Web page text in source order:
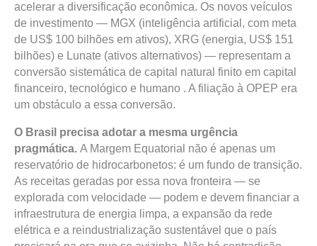
acelerar a diversificação econômica. Os novos veículos
de investimento — MGX (inteligência artificial, com meta
de US$ 100 bilhões em ativos), XRG (energia, US$ 151
bilhões) e Lunate (ativos alternativos) — representam a
conversão sistemática de capital natural finito em capital
financeiro, tecnológico e humano . A filiação à OPEP era
um obstáculo a essa conversão.
O Brasil precisa adotar a mesma urgência
pragmática. A Margem Equatorial não é apenas um
reservatório de hidrocarbonetos: é um fundo de transição.
As receitas geradas por essa nova fronteira — se
explorada com velocidade — podem e devem financiar a
infraestrutura de energia limpa, a expansão da rede
elétrica e a reindustrialização sustentável que o país